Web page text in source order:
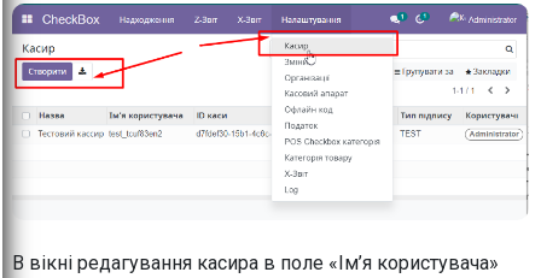
В вікні редагування касира в поле «Ім’я користувача»